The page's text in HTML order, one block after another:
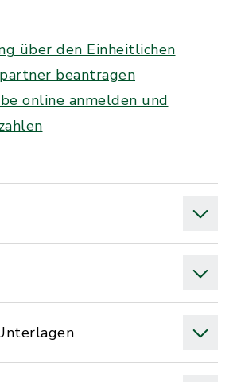
über den Einheitlichen
beantragen
online anmelden und